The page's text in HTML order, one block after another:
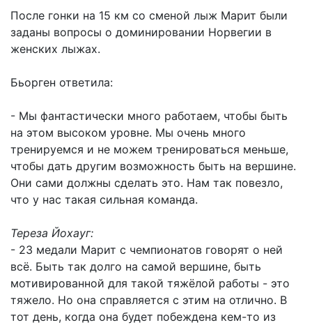
После гонки на 15 км со сменой лыж Марит были
заданы вопросы о доминировании Норвегии в
женских лыжах.
Бьорген ответила:
- Мы фантастически много работаем, чтобы быть
на этом высоком уровне. Мы очень много
тренируемся и не можем тренироваться меньше,
чтобы дать другим возможность быть на вершине.
Они сами должны сделать это. Нам так повезло,
что у нас такая сильная команда.
Тереза Йохауг:
- 23 медали Марит с чемпионатов говорят о ней
всё. Быть так долго на самой вершине, быть
мотивированной для такой тяжёлой работы - это
тяжело. Но она справляется с этим на отлично. В
тот день, когда она будет побеждена кем-то из